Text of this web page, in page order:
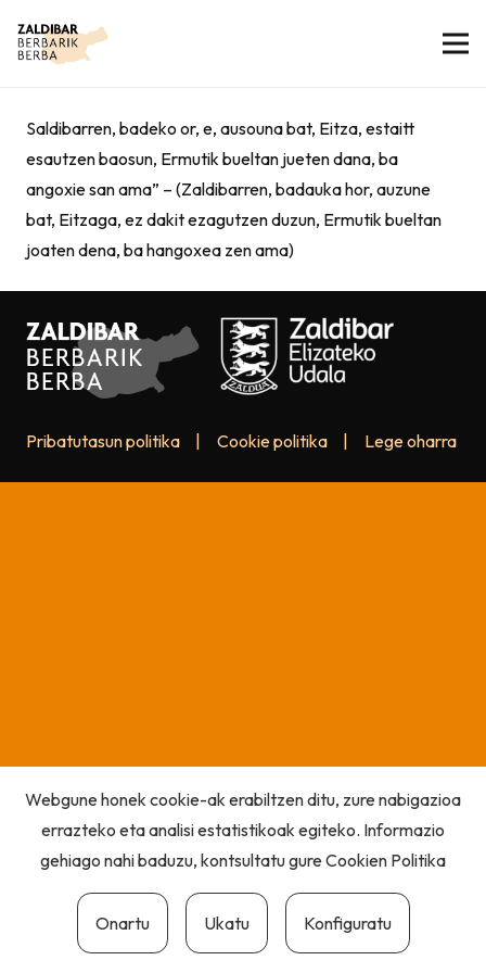
Saldibarren, badeko or, e, ausouna bat, Eitza, estaitt
esautzen baosun, Ermutik bueltan jueten dana, ba
angoxie san ama” – (Zaldibarren, badauka hor, auzune
bat, Eitzaga, ez dakit ezagutzen duzun, Ermutik bueltan
joaten dena, ba hangoxea zen ama)
Pribatutasun politika Cookie politika Lege oharra
Webgune honek cookie-ak erabiltzen ditu, zure nabigazioa
errazteko eta analisi estatistikoak egiteko. Informazio
gehiago nahi baduzu, kontsultatu gureCookien Politika
Onartu Ukatu Konfiguratu